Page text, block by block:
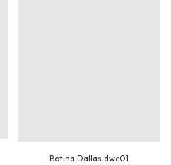
Botina Dallas dwc01